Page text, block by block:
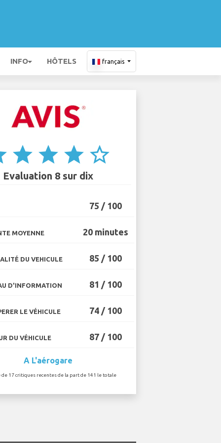
INFO HÔTELS français
star star star star_border
Evaluation 8 sur dix
75 / 100
MOYENNE 20 minutes
DU VEHICULE 85 / 100
D'INFORMATION 81 / 100
LE VÉHICULE 74 / 100
DU VÉHICULE 87 / 100
A L'aérogare
de 17 critiques recentes de la part de 141 le totale